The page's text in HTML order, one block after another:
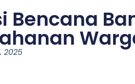
Bencana
2025